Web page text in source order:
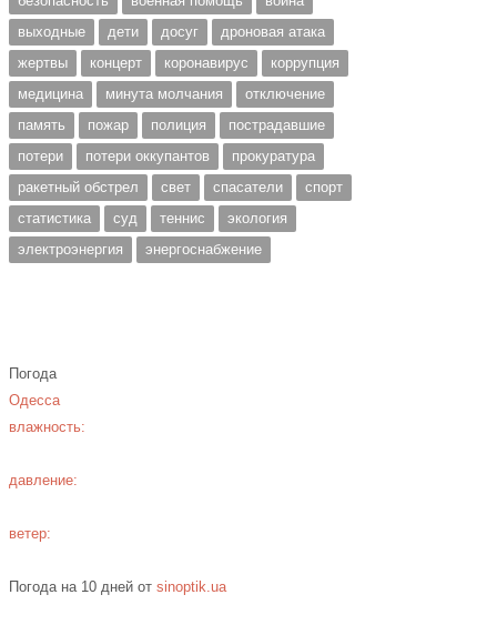
выходные
дети досуг
дроновая атака
жертвы
концерт коронавирус
коррупция
медицина
минута молчания
отключение
память
пожар полиция
пострадавшие
потери
потери оккупантов
прокуратура
ракетный обстрел
свет спасатели
спорт
статистика
суд теннис
экология
электроэнергия
энергоснабжение
Погода
Одесса
влажность:
давление:
ветер:
Погода на 10 дней отsinoptik.ua